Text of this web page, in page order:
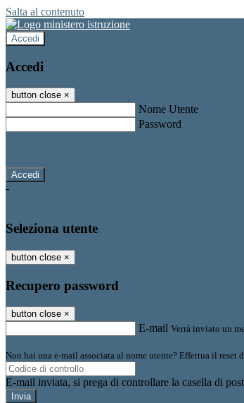
Salta al contenuto
Accedi
Accedi
button close ×
Nome Utente
Password
-
Seleziona utente
button close ×
Recupero password
button close ×
E-mail Verrà inviato un
Non hai una e-mail associata al nome utente? Effettua il reset
E-mail inviata, si prega di controllare la casella di